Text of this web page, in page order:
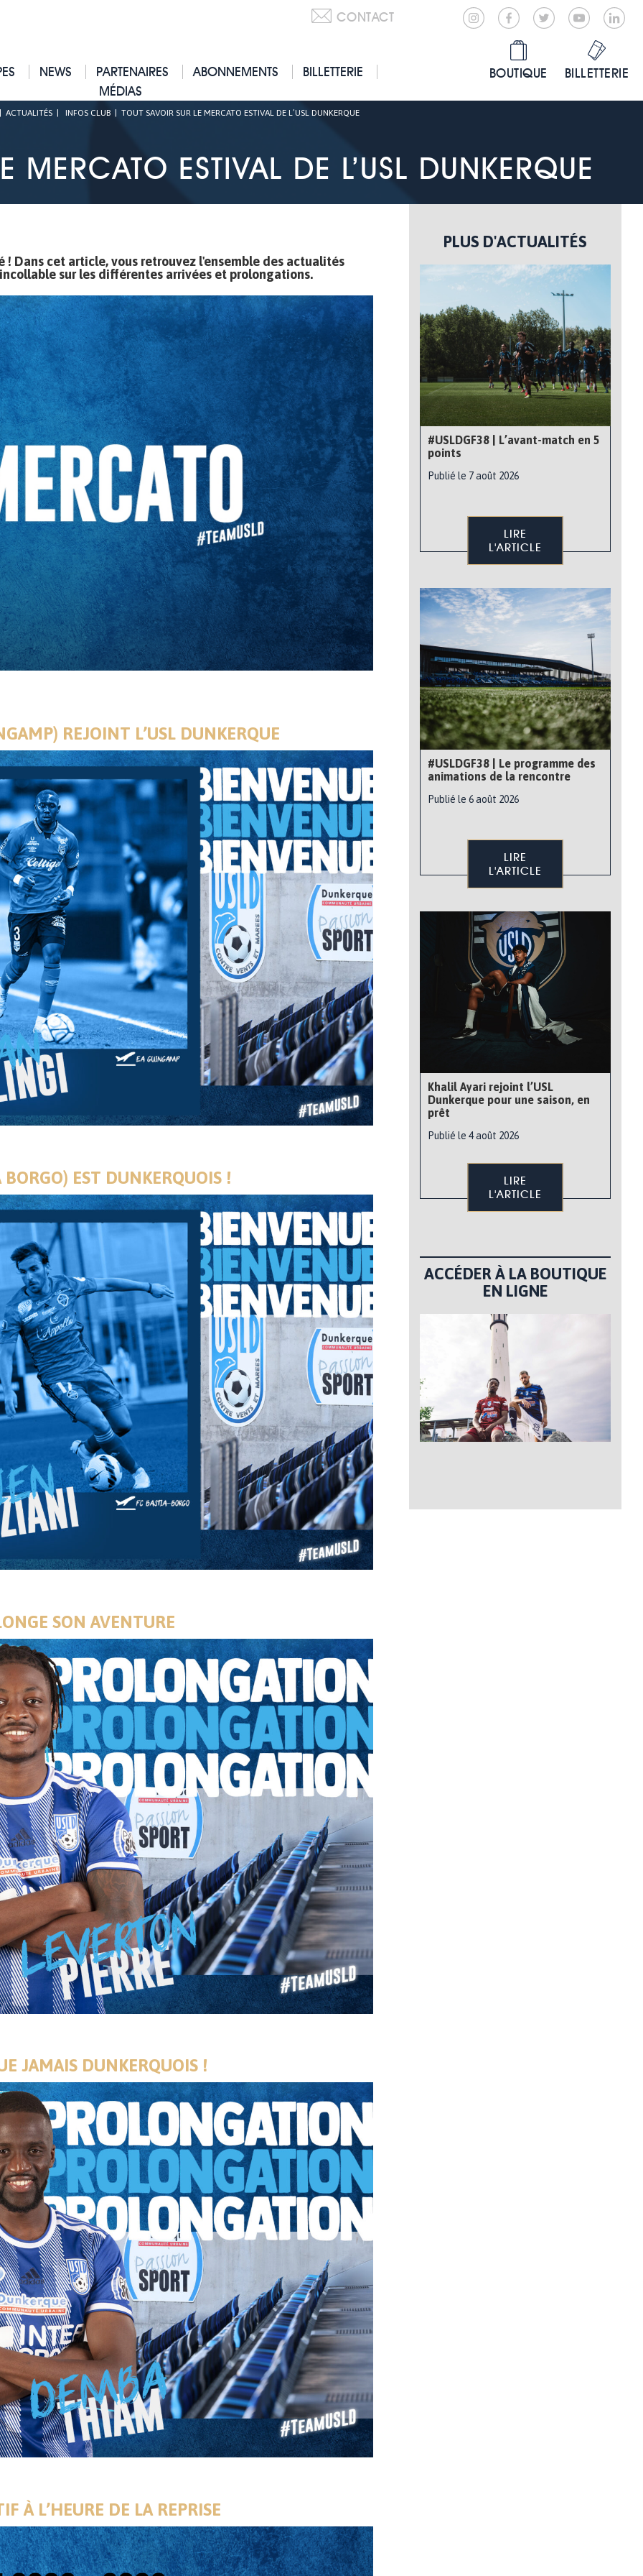
CONTACT
NEWS PARTENAIRES ABONNEMENTS
BILLETTERIE
MÉDIAS
BOUTIQUE BILLETTERIE
ACTUALITÉS INFOS CLUB TOUT SAVOIR SUR LE MERCATO ESTIVAL DE L’USL DUNKERQUE
MERCATO ESTIVAL DE L’USL DUNKERQUE
Dans cet article, vous retrouvez l'ensemble des actualités
sur les différentes arrivées et prolongations.
REJOINT L’USL DUNKERQUE
EST DUNKERQUOIS !
SON AVENTURE
JAMAIS DUNKERQUOIS !
À L’HEURE DE LA REPRISE
PLUS D'ACTUALITÉS
#USLDGF38 | L’avant-match en 5
points
Publié le 7 août 2026
LIRE
L'ARTICLE
#USLDGF38 | Le programme des
animations de la rencontre
Publié le 6 août 2026
LIRE
L'ARTICLE
Khalil Ayari rejoint l’USL
Dunkerque pour une saison, en
prêt
Publié le 4 août 2026
LIRE
L'ARTICLE
ACCÉDER À LA BOUTIQUE
EN LIGNE